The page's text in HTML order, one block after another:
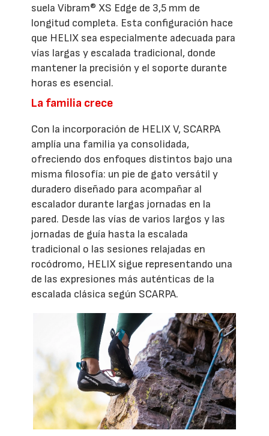
suela Vibram® XS Edge de 3,5 mm de
longitud completa. Esta configuración hace
que HELIX sea especialmente adecuada para
vías largas y escalada tradicional, donde
mantener la precisión y el soporte durante
horas es esencial.
La familia crece
Con la incorporación de HELIX V, SCARPA
amplía una familia ya consolidada,
ofreciendo dos enfoques distintos bajo una
misma filosofía: un pie de gato versátil y
duradero diseñado para acompañar al
escalador durante largas jornadas en la
pared. Desde las vías de varios largos y las
jornadas de guía hasta la escalada
tradicional o las sesiones relajadas en
rocódromo, HELIX sigue representando una
de las expresiones más auténticas de la
escalada clásica según SCARPA.